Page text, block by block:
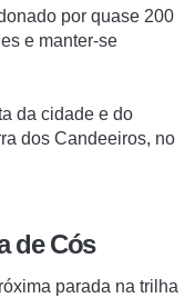
por quase 200
e manter-se
da cidade e do
dos Candeeiros, no
de Cós
parada na trilha